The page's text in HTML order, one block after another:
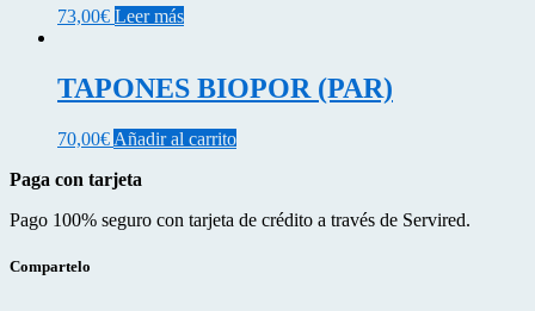
73,00€ Leer más
TAPONES BIOPOR (PAR)
70,00€ Añadir al carrito
Paga con tarjeta
Pago 100% seguro con tarjeta de crédito a través de Servired.
Compartelo